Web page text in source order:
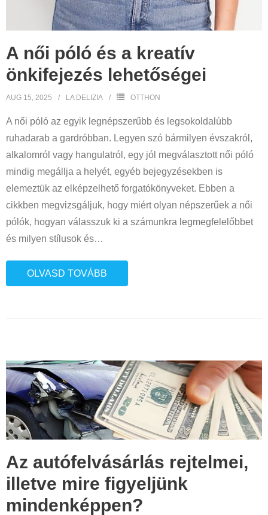
A női póló és a kreatív
önkifejezés lehetőségei
AUG 15, 2025 LA DELIZIA OTTHON
A női póló az egyik legnépszerűbb és legsokoldalúbb
ruhadarab a gardróbban. Legyen szó bármilyen évszakról,
alkalomról vagy hangulatról, egy jól megválasztott női póló
mindig megállja a helyét, egyéb bejegyzésekben is
elemeztük az elképzelhető forgatókönyveket. Ebben a
cikkben megvizsgáljuk, hogy miért olyan népszerűek a női
pólók, hogyan válasszuk ki a számunkra legmegfelelőbbet
és milyen stílusok és…
OLVASD TOVÁBB
Az autófelvásárlás rejtelmei,
illetve mire figyeljünk
mindenképpen?